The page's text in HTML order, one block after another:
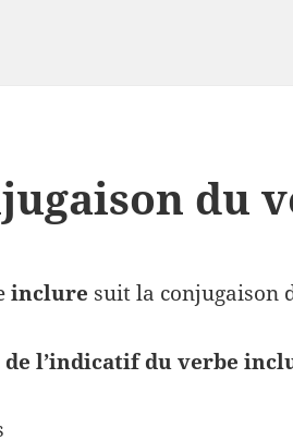
du
inclure suit la conjugaison
de l’indicatif du verbe